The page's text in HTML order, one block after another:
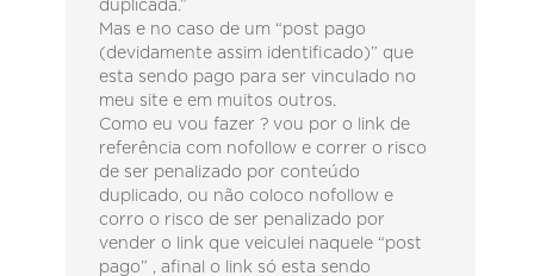
duplicada.”
Mas e no caso de um “post pago
(devidamente assim identificado)” que
esta sendo pago para ser vinculado no
meu site e em muitos outros.
Como eu vou fazer ? vou por o link de
referência com nofollow e correr o risco
de ser penalizado por conteúdo
duplicado, ou não coloco nofollow e
corro o risco de ser penalizado por
vender o link que veiculei naquele “post
pago” , afinal o link só esta sendo